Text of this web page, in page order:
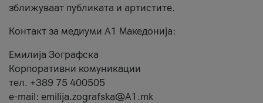
зближуваат публиката и артистите.
Контакт за медиуми А1 Македонија:
Емилија Зографска
Корпоративни комуникации
тел. +389 75 400505
e-mail: emilija.zografska@A1.mk